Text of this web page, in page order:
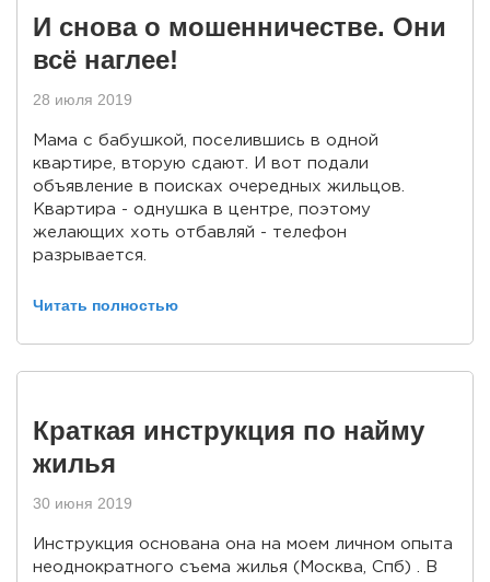
И снова о мошенничестве. Они
всё наглее!
28 июля 2019
Мама с бабушкой, поселившись в одной
квартире, вторую сдают. И вот подали
объявление в поисках очередных жильцов.
Квартира - однушка в центре, поэтому
желающих хоть отбавляй - телефон
разрывается.
Читать полностью
Краткая инструкция по найму
жилья
30 июня 2019
Инструкция основана она на моем личном опыта
неоднократного съема жилья (Москва, Спб) . В